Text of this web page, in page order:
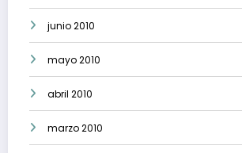
junio 2010
mayo 2010
abril 2010
marzo 2010